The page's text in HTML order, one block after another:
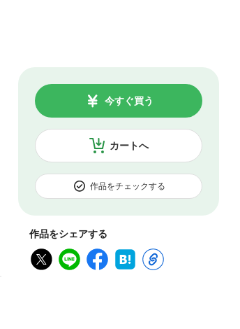
カートへ
今すぐ買う
作品をチェックする
作品をシェアする